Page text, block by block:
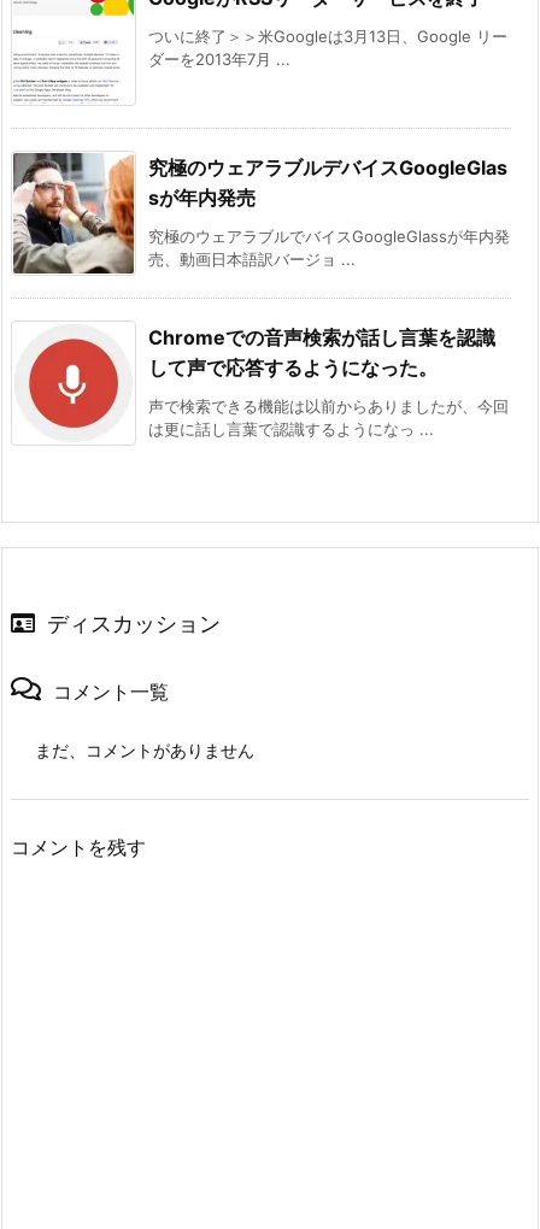
ついに終了＞＞米Googleは3月13日、Google リー
ダーを2013年7月 ...
究極のウェアラブルデバイスGoogleGlas
sが年内発売
究極のウェアラブルでバイスGoogleGlassが年内発
売、動画日本語訳バージョ ...
Chromeでの音声検索が話し言葉を認識
して声で応答するようになった。
声で検索できる機能は以前からありましたが、今回
は更に話し言葉で認識するようになっ ...
ディスカッション
コメント一覧
まだ、コメントがありません
コメントを残す